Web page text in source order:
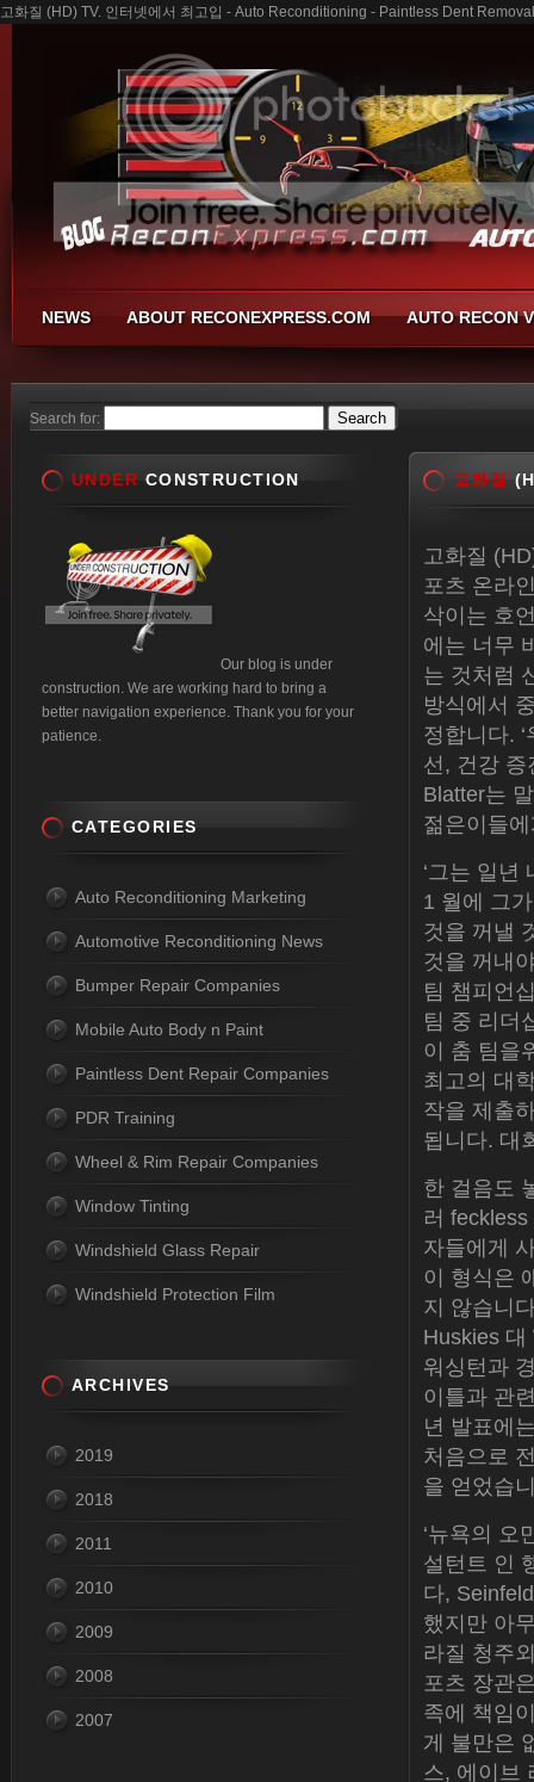
고화질 (HD) TV. 인터넷에서 최고입 - Auto Reconditioning - Paintless Dent
NEWS ABOUT RECONEXPRESS.COM AUTO RECON
Search for:
고화질
고화질
포츠 온라
삭이는 호
에는 너무
는 것처럼
방식에서
정합니다.
선, 건강 증
Blatter는
젊은이들
‘그는 일년
1 월에 그
것을 꺼낼
것을 꺼내
팀 챔피언
팀 중 리더
이 춤 팀을
최고의 대
작을 제출
됩니다. 대
한 걸음도
러
자들에게
이 형식은
지 않습니
Huskies 대
워싱턴과
이틀과 관
년 발표에
처음으로
을 얻었습
‘뉴욕의 오
설턴트 인
다,
했지만 아
라질 청주
포츠 장관
족에 책임
게 불만은
스, 에이브
UNDER CONSTRUCTION
Our blog is under
construction. We are working hard to bring a
better navigation experience. Thank you for your
patience.
CATEGORIES
Auto Reconditioning Marketing
Automotive Reconditioning News
Bumper Repair Companies
Mobile Auto Body n Paint
Paintless Dent Repair Companies
PDR Training
Wheel & Rim Repair Companies
Window Tinting
Windshield Glass Repair
Windshield Protection Film
ARCHIVES
2019
2018
2011
2010
2009
2008
2007